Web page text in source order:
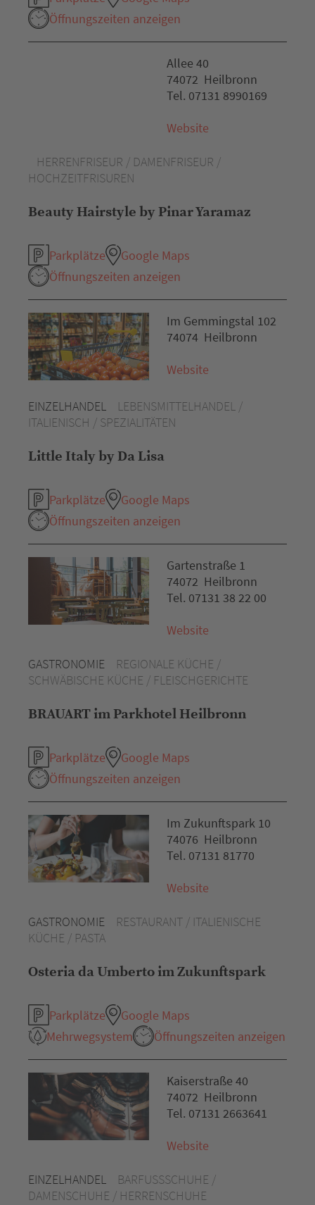
Öffnungszeiten anzeigen
HERRENFRISEUR / DAMENFRISEUR /
HOCHZEITFRISUREN
Beauty Hairstyle by Pinar Yaramaz
Parkplätze
Google Maps
Öffnungszeiten anzeigen
Allee 40
74072 Heilbronn
Tel. 07131 8990169
Website
EINZELHANDEL
LEBENSMITTELHANDEL /
ITALIENISCH / SPEZIALITÄTEN
Little Italy by Da Lisa
Parkplätze
Google Maps
Öffnungszeiten anzeigen
Im Gemmingstal 102
74074 Heilbronn
Website
GASTRONOMIE
REGIONALE KÜCHE /
SCHWÄBISCHE KÜCHE / FLEISCHGERICHTE
BRAUART im Parkhotel Heilbronn
Parkplätze
Google Maps
Öffnungszeiten anzeigen
Gartenstraße 1
74072 Heilbronn
Tel. 07131 38 22 00
Website
GASTRONOMIE
RESTAURANT / ITALIENISCHE
KÜCHE / PASTA
Osteria da Umberto im Zukunftspark
Parkplätze
Google Maps
Mehrwegsystem
Öffnungszeiten anzeigen
Im Zukunftspark 10
74076 Heilbronn
Tel. 07131 81770
Website
EINZELHANDEL
BARFUSSSCHUHE /
DAMENSCHUHE / HERRENSCHUHE
Kaiserstraße 40
74072 Heilbronn
Tel. 07131 2663641
Website